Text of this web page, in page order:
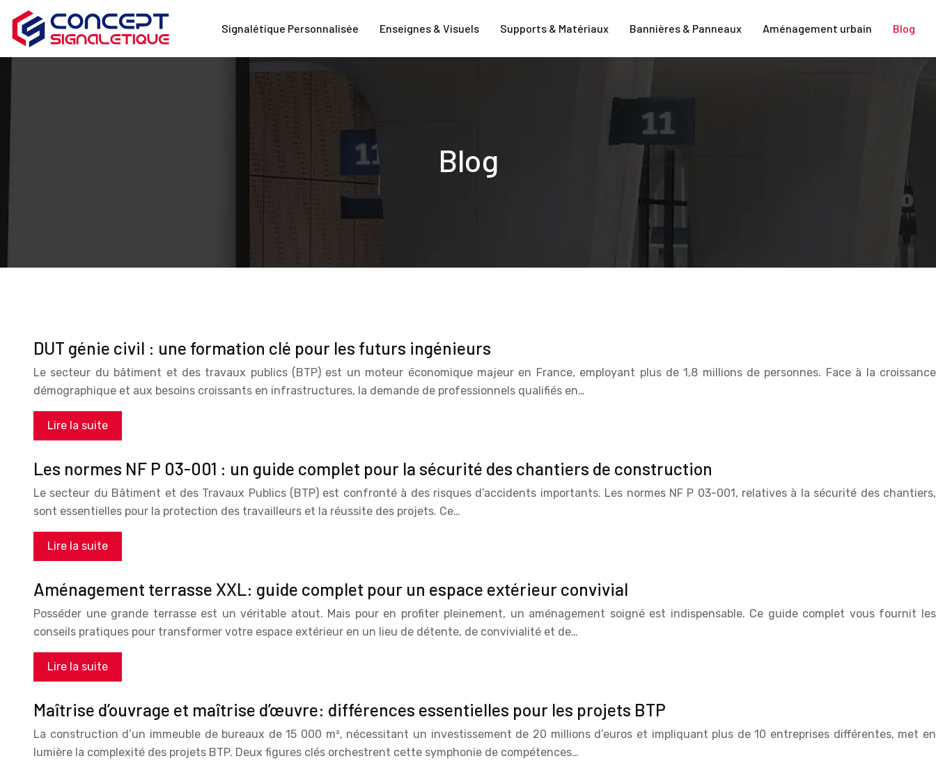
Signalétique Personnalisée Enseignes & Visuels Supports & Matériaux Bannières & Panneaux Aménagement urbain Blog
Blog
DUT génie civil : une formation clé pour les futurs ingénieurs
Le secteur du bâtiment et des travaux publics (BTP) est un moteur économique majeur en France, employant plus de 1,8 millions de personnes. Face à la croissance
démographique et aux besoins croissants en infrastructures, la demande de professionnels qualifiés en…
Lire la suite
Les normes NF P 03-001 : un guide complet pour la sécurité des chantiers de construction
Le secteur du Bâtiment et des Travaux Publics (BTP) est confronté à des risques d’accidents importants. Les normes NF P 03-001, relatives à la sécurité des chantiers,
sont essentielles pour la protection des travailleurs et la réussite des projets. Ce…
Lire la suite
Aménagement terrasse XXL: guide complet pour un espace extérieur convivial
Posséder une grande terrasse est un véritable atout. Mais pour en profiter pleinement, un aménagement soigné est indispensable. Ce guide complet vous fournit les
conseils pratiques pour transformer votre espace extérieur en un lieu de détente, de convivialité et de…
Lire la suite
Maîtrise d’ouvrage et maîtrise d’œuvre: différences essentielles pour les projets BTP
La construction d’un immeuble de bureaux de 15 000 m², nécessitant un investissement de 20 millions d’euros et impliquant plus de 10 entreprises différentes, met en
lumière la complexité des projets BTP. Deux figures clés orchestrent cette symphonie de compétences…